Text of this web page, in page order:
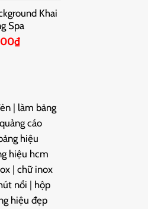
Khai
Spa
₫
| làm bảng
cáo
hiệu
hiệu hcm
| chữ inox
nổi | hộp
hiệu đẹp